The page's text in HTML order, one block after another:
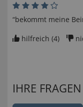
“bekommt meine
hilfreich (4)
IHRE